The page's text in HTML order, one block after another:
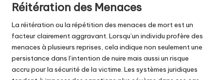
Réitération des Menaces
La réitération ou la répétition des menaces de mort est un
facteur clairement aggravant. Lorsqu’un individu profère des
menaces à plusieurs reprises, cela indique non seulement une
persistance dans l’intention de nuire mais aussi un risque
accru pour la sécurité de la victime. Les systèmes juridiques